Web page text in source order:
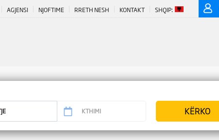
AGJENSI NJOFTIME RRETH NESH KONTAKT SHQIP: